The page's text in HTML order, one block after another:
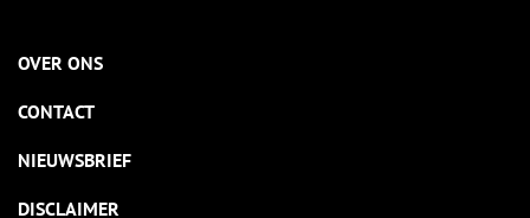
OVER ONS
CONTACT
NIEUWSBRIEF
DISCLAIMER